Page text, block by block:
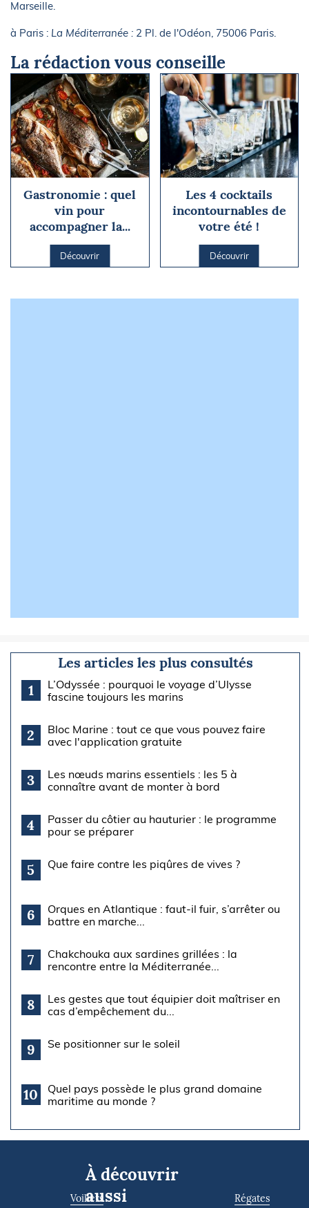
Marseille.
à Paris : La Méditerranée : 2 Pl. de l'Odéon, 75006 Paris.
La rédaction vous conseille
Gastronomie : quel
vin pour
accompagner la...
Découvrir
Les 4 cocktails
incontournables de
votre été !
Découvrir
Les articles les plus consultés
1
L’Odyssée : pourquoi le voyage d’Ulysse
fascine toujours les marins
2
Bloc Marine : tout ce que vous pouvez faire
avec l'application gratuite
3
Les nœuds marins essentiels : les 5 à
connaître avant de monter à bord
4
Passer du côtier au hauturier : le programme
pour se préparer
5 Que faire contre les piqûres de vives ?
6
Orques en Atlantique : faut-il fuir, s’arrêter ou
battre en marche...
7
Chakchouka aux sardines grillées : la
rencontre entre la Méditerranée...
8
Les gestes que tout équipier doit maîtriser en
cas d’empêchement du...
9 Se positionner sur le soleil
10
Quel pays possède le plus grand domaine
maritime au monde ?
À découvrir
aussi
Voiliers Régates